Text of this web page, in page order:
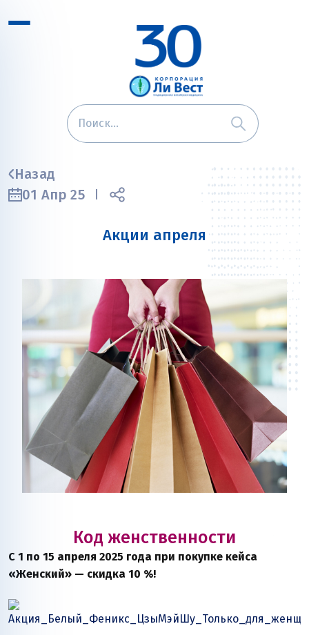
Назад
01 Апр 25
Акции апреля
Код женственности
С 1 по 15 апреля 2025 года при покупке кейса
«Женский» — скидка 10 %!